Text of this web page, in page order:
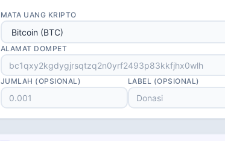
MATA UANG KRIPTO
ALAMAT DOMPET
JUMLAH (OPSIONAL) LABEL (OPSIONAL)